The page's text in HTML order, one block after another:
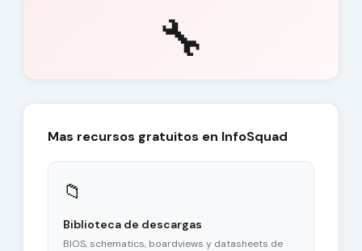
🔧
Mas recursos gratuitos en InfoSquad
📁
Biblioteca de descargas
BIOS, schematics, boardviews y datasheets de